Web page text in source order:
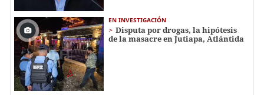
EN INVESTIGACIÓN
Disputa por drogas, la hipótesis
de la masacre en Jutiapa, Atlántida